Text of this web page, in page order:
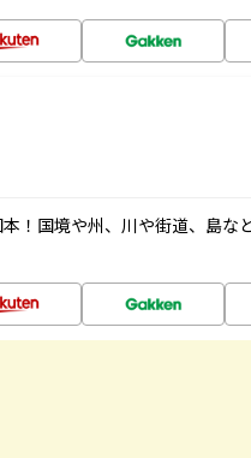
！国境や州、川や街道、島な